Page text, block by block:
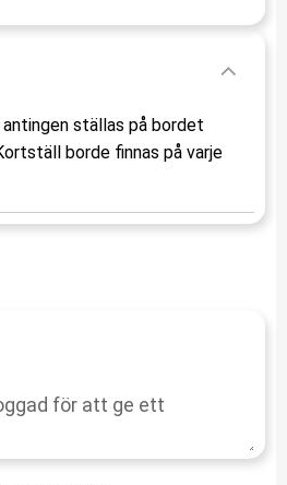
ställas på bordet
borde finnas på varje